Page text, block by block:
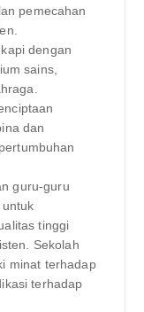
pemecahan
dengan
sains,
dan
guru-guru
tinggi
Sekolah
minat terhadap
terhadap